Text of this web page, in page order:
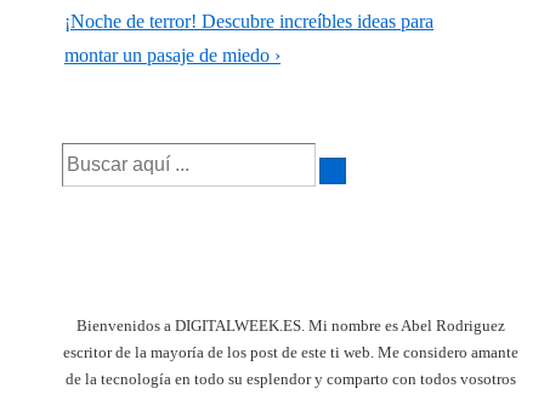
entradas
anterior
es
La
entrada
¡Noche de terror! Descubre increíbles ideas para
montar un pasaje de miedo ›
Buscar
Bienvenidos a DIGITALWEEK.ES. Mi nombre es Abel Rodriguez
escritor de la mayoría de los post de este ti web. Me considero amante
de la tecnología en todo su esplendor y comparto con todos vosotros